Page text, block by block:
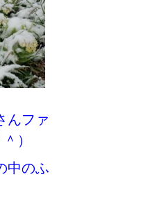
んファ
）
中のふ